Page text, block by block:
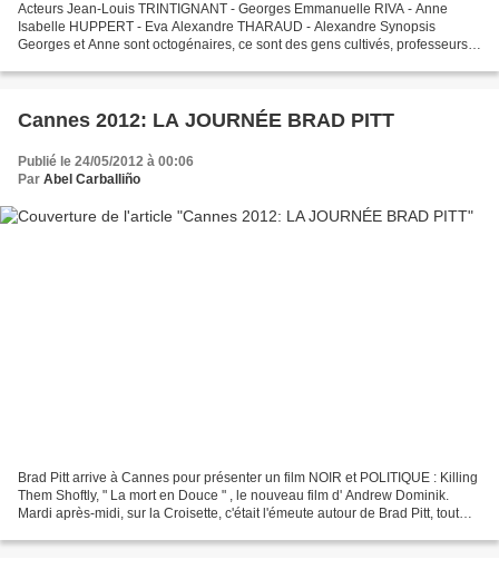
Acteurs Jean-Louis TRINTIGNANT - Georges Emmanuelle RIVA - Anne
Isabelle HUPPERT - Eva Alexandre THARAUD - Alexandre Synopsis
Georges et Anne sont octogénaires, ce sont des gens cultivés, professeurs
Cannes 2012: LA JOURNÉE BRAD PITT
Publié le 24/05/2012 à 00:06
Par Abel Carballiño
Brad Pitt arrive à Cannes pour présenter un film NOIR et POLITIQUE : Killing
Them Shoftly, " La mort en Douce " , le nouveau film d' Andrew Dominik.
Mardi après-midi, sur la Croisette, c'était l'émeute autour de Brad Pitt, tout